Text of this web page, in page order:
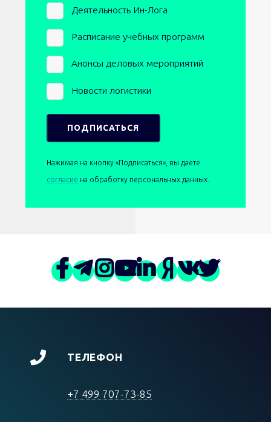
Newsletters
Деятельность Ин-Лога
Расписание учебных программ
Анонсы деловых мероприятий
Новости логистики
Нажимая на кнопку «Подписаться», вы даете
согласие на обработку персональных данных.
ТЕЛЕФОН
+7 499 707-73-85